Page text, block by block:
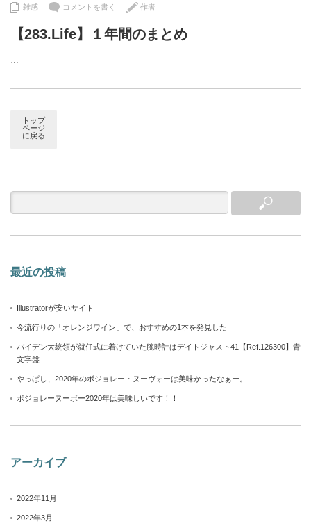
雑感 コメントを書く 作者
【283.Life】１年間のまとめ
…
トップ
ページ
に戻る
最近の投稿
Illustratorが安いサイト
今流行りの「オレンジワイン」で、おすすめの1本を発見した
バイデン大統領が就任式に着けていた腕時計はデイトジャスト41【Ref.126300】青
文字盤
やっぱし、2020年のボジョレー・ヌーヴォーは美味かったなぁー。
ボジョレーヌーボー2020年は美味しいです！！
アーカイブ
2022年11月
2022年3月